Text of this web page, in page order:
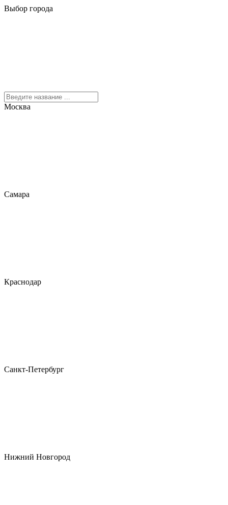
Выбор города
Москва
Самара
Краснодар
Санкт-Петербург
Нижний Новгород